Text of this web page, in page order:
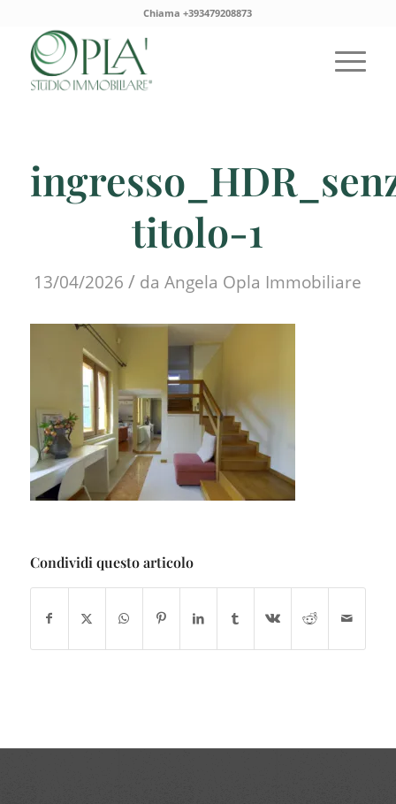
Chiama +393479208873
titolo-1
13/04/2026 / daAngela Opla Immobiliare
Condividi questo articolo